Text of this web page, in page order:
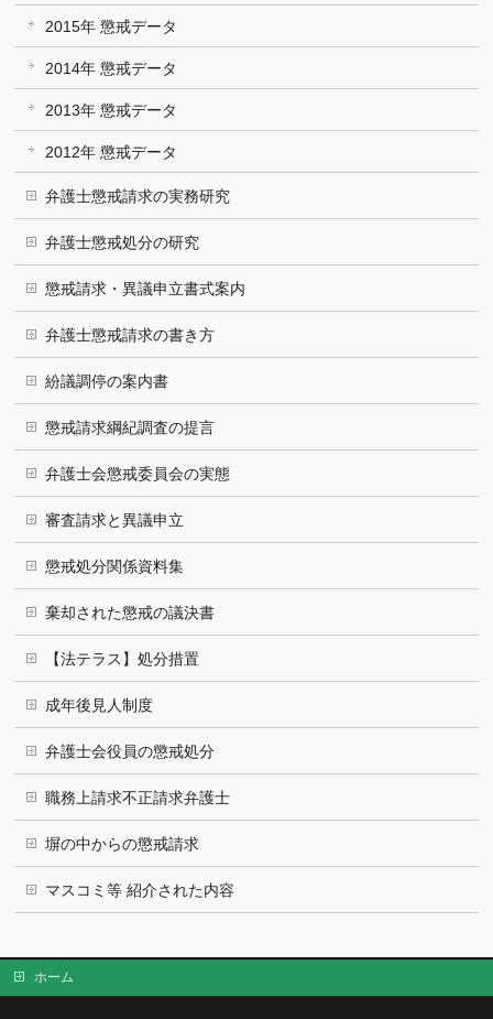
2015年 懲戒データ
2014年 懲戒データ
2013年 懲戒データ
2012年 懲戒データ
弁護士懲戒請求の実務研究
弁護士懲戒処分の研究
懲戒請求・異議申立書式案内
弁護士懲戒請求の書き方
紛議調停の案内書
懲戒請求綱紀調査の提言
弁護士会懲戒委員会の実態
審査請求と異議申立
懲戒処分関係資料集
棄却された懲戒の議決書
【法テラス】処分措置
成年後見人制度
弁護士会役員の懲戒処分
職務上請求不正請求弁護士
塀の中からの懲戒請求
マスコミ等 紹介された内容
ホーム